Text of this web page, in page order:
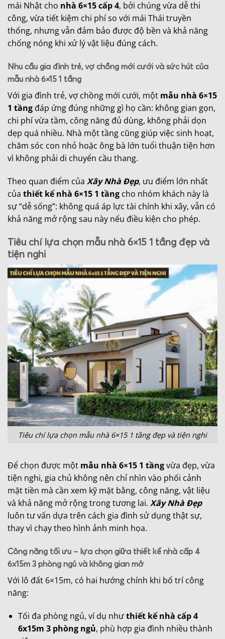
mái Nhật cho nhà 6×15 cấp 4, bởi chúng vừa dễ thi
công, vừa tiết kiệm chi phí so với mái Thái truyền
thống, nhưng vẫn đảm bảo được độ bền và khả năng
chống nóng khi xử lý vật liệu đúng cách.
Nhu cầu gia đình trẻ, vợ chồng mới cưới và sức hút của
mẫu nhà 6×15 1 tầng
Với gia đình trẻ, vợ chồng mới cưới, một mẫu nhà 6×15
1 tầng đáp ứng đúng những gì họ cần: không gian gọn,
chi phí vừa tầm, công năng đủ dùng, không phải dọn
dẹp quá nhiều. Nhà một tầng cũng giúp việc sinh hoạt,
chăm sóc con nhỏ hoặc ông bà lớn tuổi thuận tiện hơn
vì không phải di chuyển cầu thang.
Theo quan điểm của Xây Nhà Đẹp, ưu điểm lớn nhất
của thiết kế nhà 6×15 1 tầng cho nhóm khách này là
sự “dễ sống”: không quá áp lực tài chính khi xây, vẫn có
khả năng mở rộng sau này nếu điều kiện cho phép.
Tiêu chí lựa chọn mẫu nhà 6×15 1 tầng đẹp và
tiện nghi
Tiêu chí lựa chọn mẫu nhà 6×15 1 tầng đẹp và tiện nghi
Để chọn được một mẫu nhà 6×15 1 tầngvừa đẹp, vừa
tiện nghi, gia chủ không nên chỉ nhìn vào phối cảnh
mặt tiền mà cần xem kỹ mặt bằng, công năng, vật liệu
và khả năng mở rộng trong tương lai. Xây Nhà Đẹp
luôn tư vấn dựa trên cách gia đình sử dụng thật sự,
thay vì chạy theo hình ảnh minh họa.
Công năng tối ưu – lựa chọn giữa thiết kế nhà cấp 4
6x15m 3 phòng ngủ và không gian mở
Với lô đất 6×15m, có hai hướng chính khi bố trí công
năng:
Tối đa phòng ngủ, ví dụ nhưthiết kế nhà cấp 4
6x15m 3 phòng ngủ, phù hợp gia đình nhiều thành